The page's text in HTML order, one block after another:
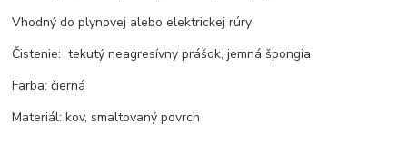
Vhodný do plynovej alebo elektrickej rúry
Čistenie: tekutý neagresívny prášok, jemná špongia
Farba: čierná
Materiál: kov, smaltovaný povrch